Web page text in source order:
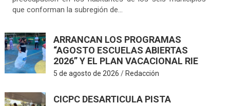
que conforman la subregión de…
ARRANCAN LOS PROGRAMAS
“AGOSTO ESCUELAS ABIERTAS
2026” Y EL PLAN VACACIONAL RIE
5 de agosto de 2026 Redacción
CICPC DESARTICULA PISTA